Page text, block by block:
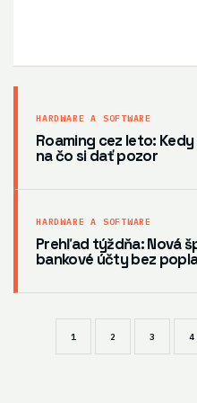
HARDWARE A SOFTWARE
Roaming cez leto:
na čo si dať pozor
HARDWARE A SOFTWARE
Prehľad týždňa: Nová
bankové účty bez
1 2 3 4